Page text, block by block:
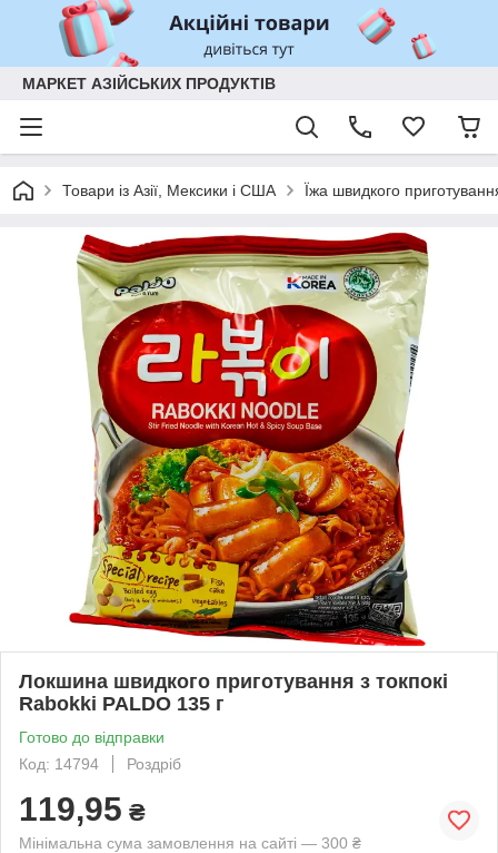
МАРКЕТ АЗІЙСЬКИХ ПРОДУКТІВ
Товари із Азії, Мексики і США Їжа швидкого
Локшина швидкого приготування з токпокі
Rabokki PALDO 135 г
Готово до відправки
Код: 14794
Роздріб
119,95 ₴
Мінімальна сума замовлення на сайті — 300 ₴